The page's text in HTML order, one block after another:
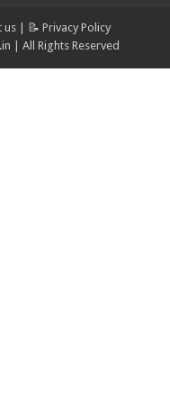
us| 📝 Privacy Policy
| All Rights Reserved